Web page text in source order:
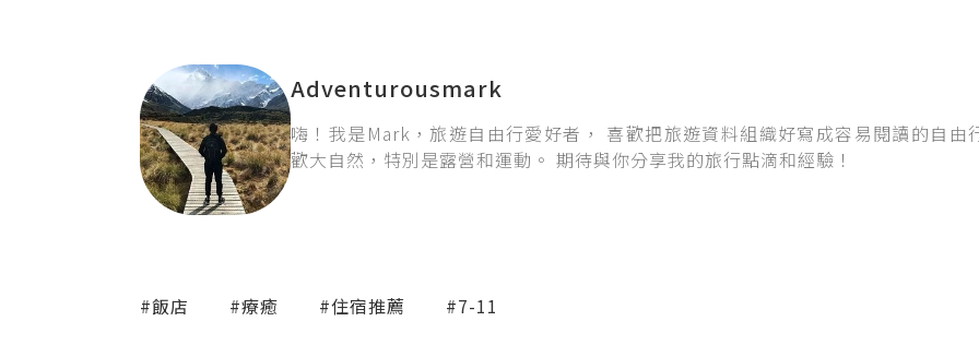
Adventurousmark
嗨！我是Mark，旅遊自由行愛好者， 喜歡把旅遊資料組織好寫成容易閱讀的自由
歡大自然，特別是露營和運動。 期待與你分享我的旅行點滴和經驗！
#飯店 #療癒 #住宿推薦 #7-11